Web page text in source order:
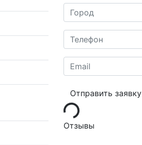
Отправить заявку
Loading...
Отзывы